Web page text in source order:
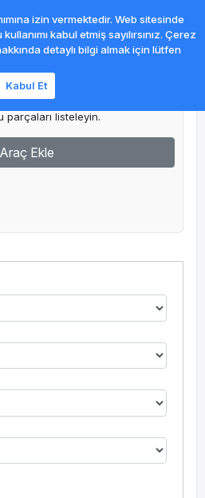
parçaları listeleyin.
Araç Ekle
izin vermektedir. Web sitesinde
kabul etmiş sayılırsınız. Çerez
detaylı bilgi almak için lütfen
Kabul Et